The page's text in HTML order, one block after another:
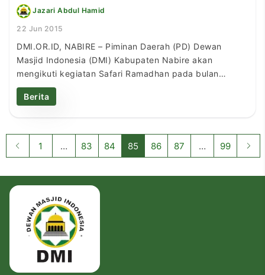
Jazari Abdul Hamid
22 Jun 2015
DMI.OR.ID, NABIRE – Piminan Daerah (PD) Dewan
Masjid Indonesia (DMI) Kabupaten Nabire akan
mengikuti kegiatan Safari Ramadhan pada bulan
Ramadhan 1436 Hijriah, bertepatan dengan Juni 2015
Masehi. Dalam kegiatan ini, DMI akan bekerjasama
Nabire. “Kegiatan ini diselenggarakan oleh Panita
Peringatan Hari-Hari Besar Islam […]
Berita
1 … 83 84 85 86 87 … 99